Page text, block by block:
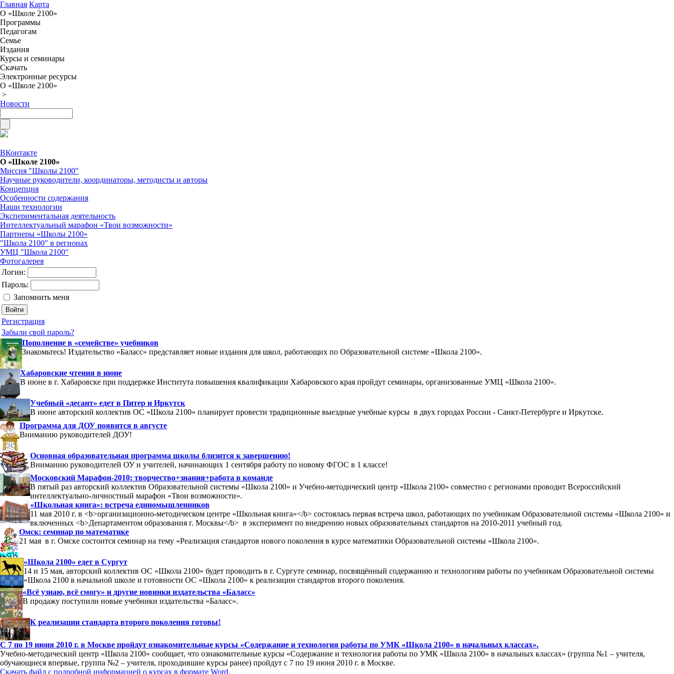
Главная Карта
О «Школе 2100»
Программы
Педагогам
Семье
Издания
Курсы и семинары
Скачать
Электронные ресурсы
О «Школе 2100»
>
Новости
ВКонтакте
О «Школе 2100»
Миссия "Школы 2100"
Научные руководители, координаторы, методисты и авторы
Концепция
Особенности содержания
Наши технологии
Экспериментальная деятельность
Интеллектуальный марафон «Твои возможности»
Партнеры «Школы 2100»
"Школа 2100" в регионах
УМЦ "Школа 2100"
Фотогалерея
Логин:
Пароль:
Запомнить меня
Регистрация
Забыли свой пароль?
Пополнение в «семействе» учебников
Знакомьтесь! Издательство «Баласс» представляет новые издания для школ, работающих по Образовательной системе «Школа 2100».
Хабаровские чтения в июне
В июне в г. Хабаровске при поддержке Института повышения квалификации Хабаровского края пройдут семинары, организованные УМЦ «Школа 2100».
Учебный «десант» едет в Питер и Иркутск
В июне авторский коллектив ОС «Школа 2100» планирует провести традиционные выездные учебные курсы в двух городах России - Санкт-Петербурге и Иркутске.
Программа для ДОУ появится в августе
Вниманию руководителей ДОУ!
Основная образовательная программа школы близится к завершению!
Вниманию руководителей ОУ и учителей, начинающих 1 сентября работу по новому ФГОС в 1 классе!
Московский Марафон-2010: творчество+знания+работа в команде
В пятый раз авторский коллектив Образовательной системы «Школа 2100» и Учебно-методический центр «Школа 2100» совместно с регионами проводит Всероссийский
интеллектуально-личностный марафон «Твои возможности».
«Школьная книга»: встреча единомышленников
11 мая 2010 г. в <b>организационно-методическом центре «Школьная книга»</b> состоялась первая встреча школ, работающих по учебникам Образовательной системы «Школа 2100» и
включенных <b>Департаментом образования г. Москвы</b> в эксперимент по внедрению новых образовательных стандартов на 2010-2011 учебный год.
Омск: семинар по математике
21 мая в г. Омске состоится семинар на тему «Реализация стандартов нового поколения в курсе математики Образовательной системы «Школа 2100».
«Школа 2100» едет в Сургут
14 и 15 мая, авторский коллектив ОС «Школа 2100» будет проводить в г. Сургуте семинар, посвящённый содержанию и технологиям работы по учебникам Образовательной системы
«Школа 2100 в начальной школе и готовности ОС «Школа 2100» к реализации стандартов второго поколения.
«Всё узнаю, всё смогу» и другие новинки издательства «Баласс»
В продажу поступили новые учебники издательства «Баласс».
К реализации стандарта второго поколения готовы!
С 7 по 19 июня 2010 г. в Москве пройдут ознакомительные курсы «Содержание и технология работы по УМК «Школа 2100» в начальных классах».
Учебно-методический центр «Школа 2100» сообщает, что ознакомительные курсы «Содержание и технология работы по УМК «Школа 2100» в начальных классах» (группа №1 – учителя,
обучающиеся впервые, группа №2 – учителя, проходившие курсы ранее) пройдут с 7 по 19 июня 2010 г. в Москве.
Скачать файл с подробной информацией о курсах в формате Word.